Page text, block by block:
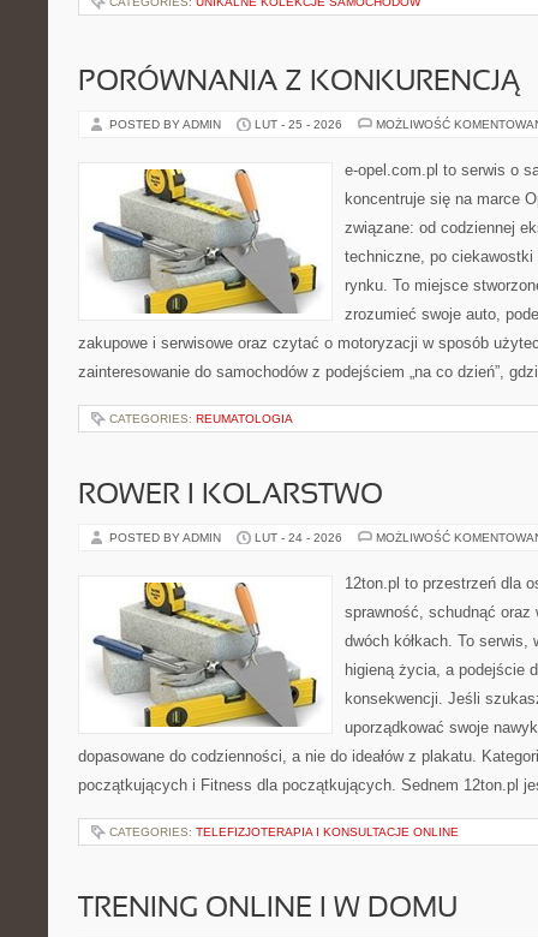
PORÓWNANIA Z KONKURENCJĄ
POSTED BY ADMIN LUT - 25 - 2026 MOŻLIWOŚĆ
e-opel.com.pl to serwis o
koncentruje się na marce
związane: od codziennej
techniczne, po
rynku. To miejsce
zrozumieć swoje auto,
zakupowe i serwisowe oraz czytać o motoryzacji w sposób
zainteresowanie do samochodów z podejściem „na co dzień”,
CATEGORIES: REUMATOLOGIA
ROWER I KOLARSTWO
POSTED BY ADMIN LUT - 24 - 2026 MOŻLIWOŚĆ
12ton.pl to przestrzeń dla
sprawność, schudnąć oraz
dwóch kółkach. To
higieną życia, a podejście
konsekwencji. Jeśli
uporządkować swoje
dopasowane do codzienności, a nie do ideałów z plakatu.
początkujących i Fitness dla początkujących. Sednem 12ton.pl
CATEGORIES: TELEFIZJOTERAPIA I KONSULTACJE ONLINE
TRENING ONLINE I W DOMU